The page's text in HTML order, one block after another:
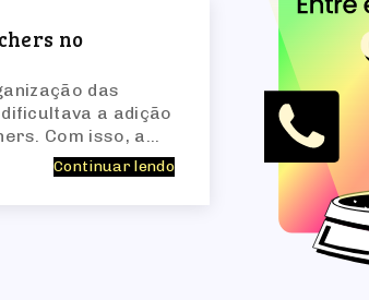
no
das
a adição
Com isso, a
específicas.
Continuar lendo